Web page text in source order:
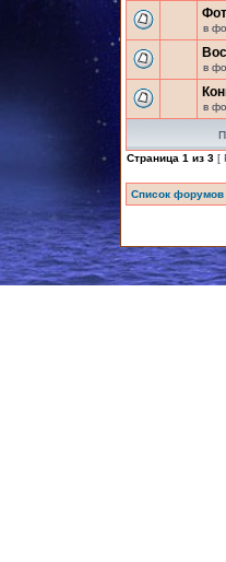
в
в
в
Страница 1 из 3 [
Список форумов